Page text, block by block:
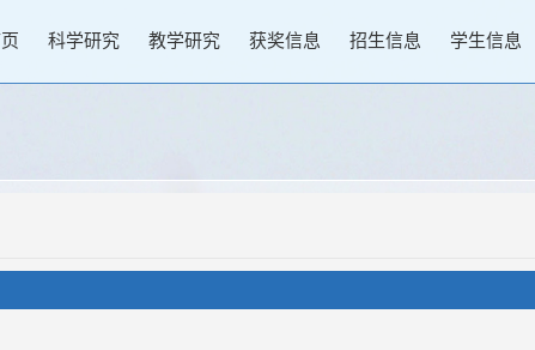
科学研究 教学研究 获奖信息 招生信息 学生信息